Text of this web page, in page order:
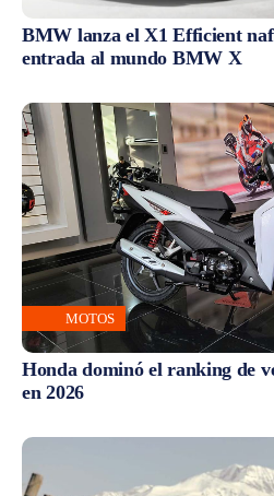
BMW lanza el X1 Efficient
entrada al mundo BMW X
MOTOS
Honda dominó el ranking de
en 2026